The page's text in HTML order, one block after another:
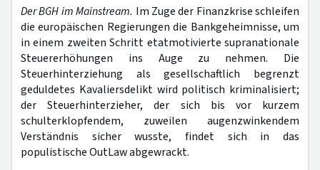
Der BGH im Mainstream. Im Zuge der Finanzkrise schleifen
die europäischen Regierungen die Bankgeheimnisse, um
in einem zweiten Schritt etatmotivierte supranationale
Steuererhöhungen ins Auge zu nehmen. Die
Steuerhinterziehung als gesellschaftlich begrenzt
geduldetes Kavaliersdelikt wird politisch kriminalisiert;
der Steuerhinterzieher, der sich bis vor kurzem
schulterklopfendem, zuweilen augenzwinkendem
Verständnis sicher wusste, findet sich in das
populistische OutLaw abgewrackt.